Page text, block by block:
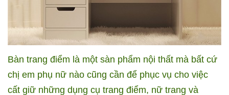
Bàn trang điểm là một sàn phẩm nội thất mà bất cứ
chị em phụ nữ nào cũng cần để phục vụ cho việc
cất giữ những dụng cụ trang điểm, nữ trang và